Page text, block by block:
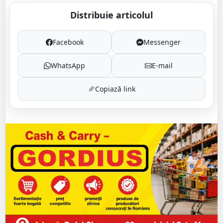
Distribuie articolul
Facebook Messenger
WhatsApp E-mail
Copiază link